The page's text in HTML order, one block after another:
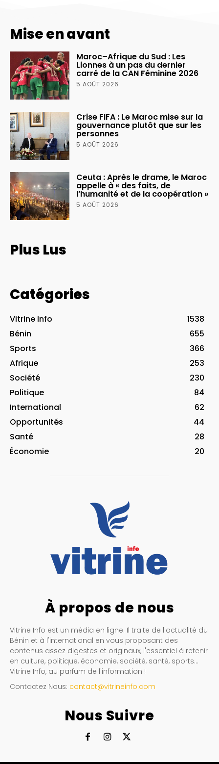
Mise en avant
Maroc–Afrique du Sud : Les
Lionnes à un pas du dernier
carré de la CAN Féminine 2026
5 AOÛT 2026
Crise FIFA : Le Maroc mise sur la
gouvernance plutôt que sur les
personnes
5 AOÛT 2026
Ceuta : Après le drame, le Maroc
appelle à « des faits, de
l’humanité et de la coopération »
5 AOÛT 2026
Plus Lus
Catégories
Vitrine Info
1538
Bénin
655
Sports
366
Afrique
253
Société
230
Politique
84
International
62
Opportunités
44
Santé
28
Économie
20
À propos de nous
Vitrine Info est un média en ligne. Il traite de l'actualité du
Bénin et à l'international en vous proposant des
contenus assez digestes et originaux, l'essentiel à retenir
en culture, politique, économie, société, santé, sports…
Vitrine Info, au parfum de l'information !
Contactez Nous: contact@vitrineinfo.com
Nous Suivre